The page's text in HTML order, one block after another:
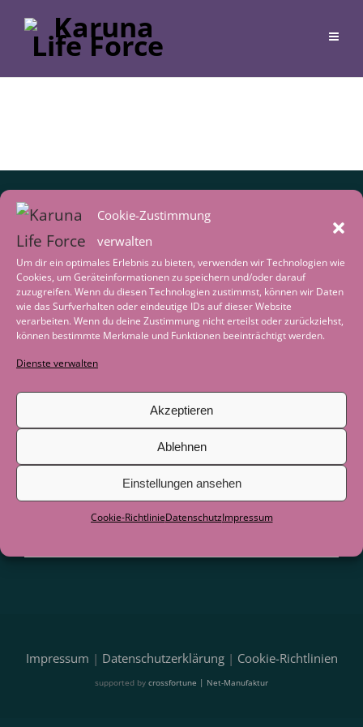
Cookie-Zustimmung
verwalten
Um dir ein optimales Erlebnis zu bieten, verwenden wir Technologien wie
Cookies, um Geräteinformationen zu speichern und/oder darauf
zuzugreifen. Wenn du diesen Technologien zustimmst, können wir Daten
wie das Surfverhalten oder eindeutige IDs auf dieser Website
verarbeiten. Wenn du deine Zustimmung nicht erteilst oder zurückziehst,
können bestimmte Merkmale und Funktionen beeinträchtigt werden.
Dienste verwalten
Akzeptieren
Ablehnen
Einstellungen ansehen
Cookie-RichtlinieDatenschutzImpressum
Inspirationen von Gabriele
Erhalte regelmäßig neue Impulse,
Veranstaltungen direkt per E-Mail.
Impressum | Datenschutzerklärung| Cookie-Richtlinien
supported by crossfortune | Net-Manufaktur